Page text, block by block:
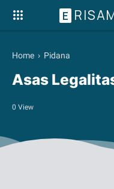
E
Home › Pidana
Asas
0 View